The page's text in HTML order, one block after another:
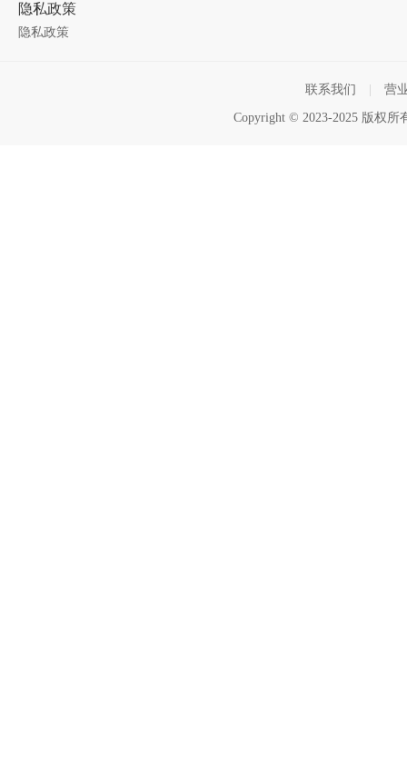
隐私政策
隐私政策
联系我们 营
Copyright © 2023-2025 版权所